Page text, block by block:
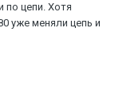
по цепи. Хотя
уже меняли цепь и